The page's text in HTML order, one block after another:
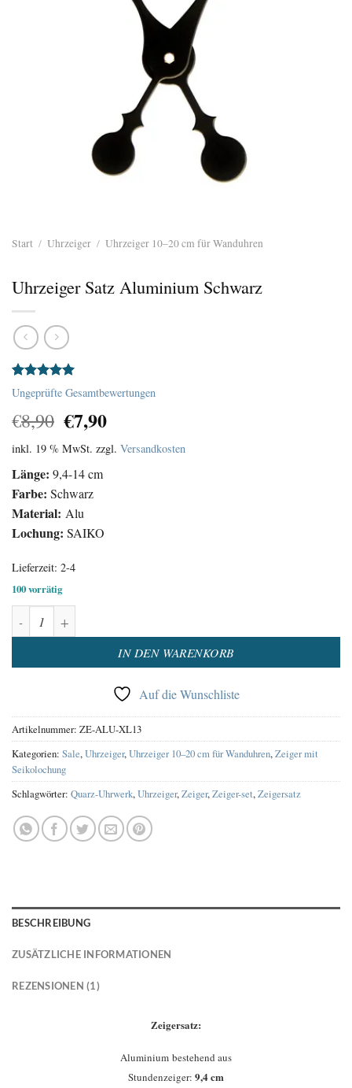
Start / Uhrzeiger / Uhrzeiger 10–20 cm für Wanduhren
Uhrzeiger Satz Aluminium Schwarz
Bewertet
mit5.00
von 5,
basierend
1
Kundenbewertung
Ungeprüfte Gesamtbewertungen
€8,90 Ursprünglicher
Preis
war:
€8,90
€7,90Aktueller
Preis
ist:
inkl. 19 % MwSt. zzgl. Versandkosten
Länge: 9,4-14 cm
Farbe: Schwarz
Material: Alu
Lochung: SAIKO
Lieferzeit: 2-4
100 vorrätig
Uhrzeiger Satz Aluminium Schwarz Menge
IN DEN WARENKORB
Alternative:
Auf die Wunschliste
Artikelnummer: ZE-ALU-XL13
Kategorien: Sale,Uhrzeiger,Uhrzeiger 10–20 cm für Wanduhren,Zeiger mit
Seikolochung
Schlagwörter: Quarz-Uhrwerk,Uhrzeiger,Zeiger,Zeiger-set,Zeigersatz
BESCHREIBUNG
ZUSÄTZLICHE INFORMATIONEN
REZENSIONEN (1)
Zeigersatz:
Aluminium bestehend aus
Stundenzeiger: 9,4 cm